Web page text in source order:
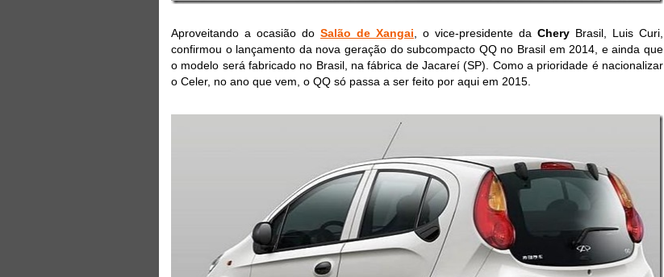
Aproveitando a ocasião do Salão de Xangai , o vice-presidente da Chery Brasil, Luis Curi,
confirmou o lançamento da nova geração do subcompacto QQ no Brasil em 2014, e ainda que
o modelo será fabricado no Brasil, na fábrica de Jacareí (SP). Como a prioridade é nacionalizar
o Celer, no ano que vem, o QQ só passa a ser feito por aqui em 2015.